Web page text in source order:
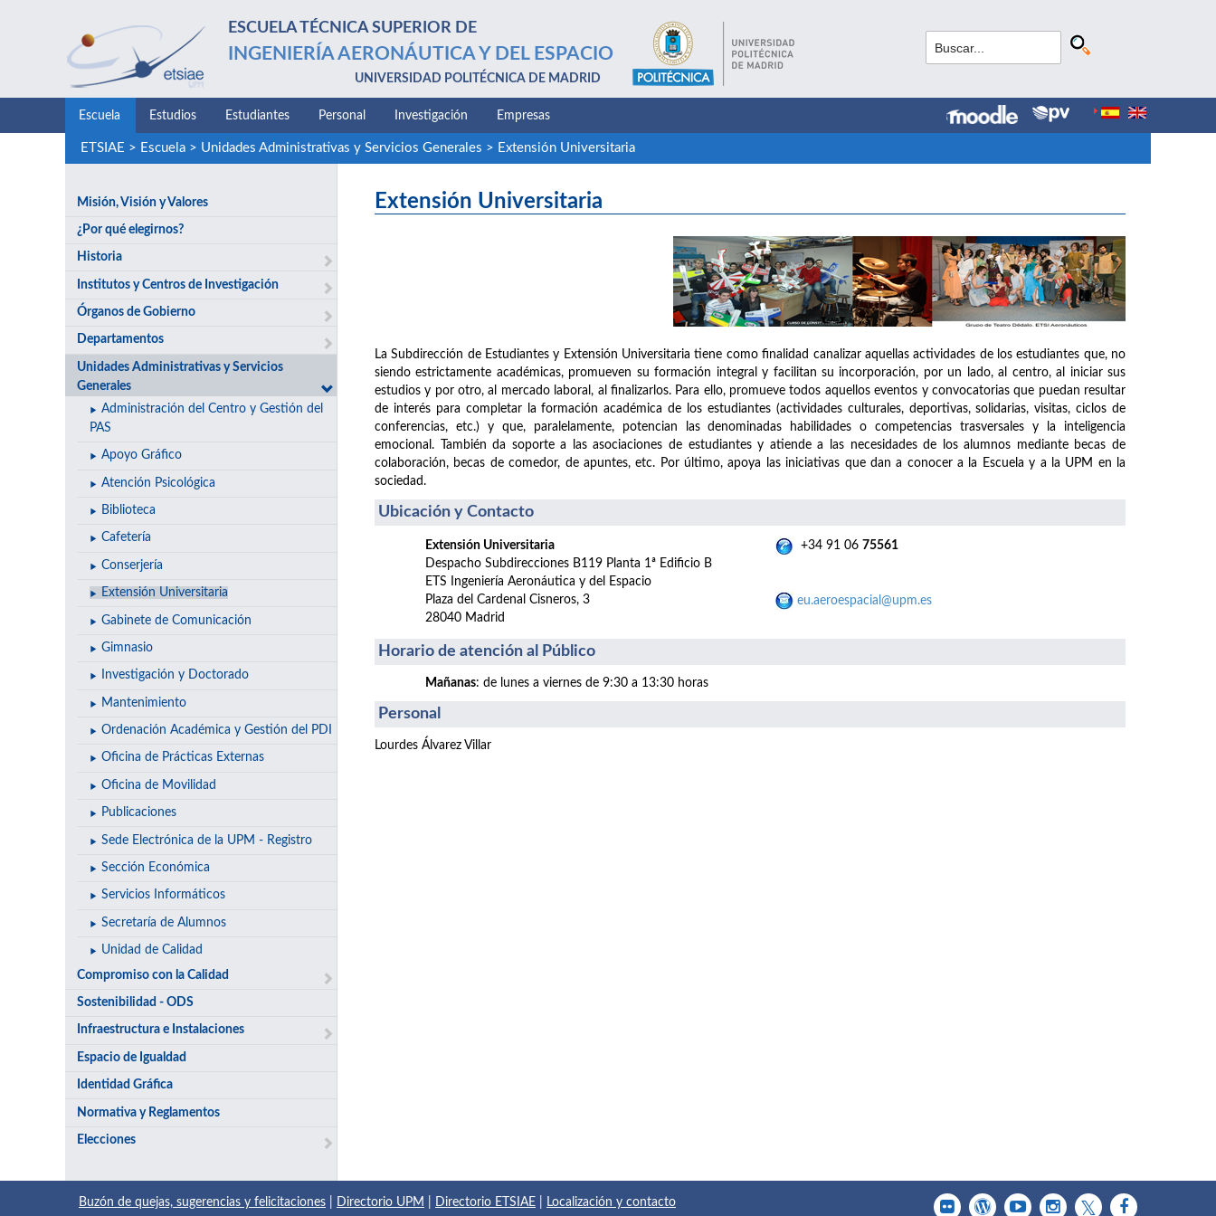
ESCUELA TÉCNICA SUPERIOR DE
INGENIERÍA AERONÁUTICA Y DEL ESPACIO
UNIVERSIDAD POLITÉCNICA DE MADRID
Escuela Estudios Estudiantes Personal Investigación Empresas
ETSIAE > Escuela> Unidades Administrativas y Servicios Generales > Extensión Universitaria
Misión, Visión y Valores
¿Por qué elegirnos?
Historia
Institutos y Centros de Investigación
Órganos de Gobierno
Departamentos
Unidades Administrativas y Servicios
Generales
Administración del Centro y Gestión del
PAS
Apoyo Gráfico
Atención Psicológica
Biblioteca
Cafetería
Conserjería
Extensión Universitaria
Gabinete de Comunicación
Gimnasio
Investigación y Doctorado
Mantenimiento
Ordenación Académica y Gestión del PDI
Oficina de Prácticas Externas
Oficina de Movilidad
Publicaciones
Sede Electrónica de la UPM - Registro
Sección Económica
Servicios Informáticos
Secretaría de Alumnos
Unidad de Calidad
Compromiso con la Calidad
Sostenibilidad - ODS
Infraestructura e Instalaciones
Espacio de Igualdad
Identidad Gráfica
Normativa y Reglamentos
Elecciones
Extensión Universitaria
La Subdirección de Estudiantes y Extensión Universitaria tiene como finalidad canalizar aquellas actividades de los estudiantes que, no
siendo estrictamente académicas, promueven su formación integral y facilitan su incorporación, por un lado, al centro, al iniciar sus
estudios y por otro, al mercado laboral, al finalizarlos. Para ello, promueve todos aquellos eventos y convocatorias que puedan resultar
de interés para completar la formación académica de los estudiantes (actividades culturales, deportivas, solidarias, visitas, ciclos de
conferencias, etc.) y que, paralelamente, potencian las denominadas habilidades o competencias trasversales y la inteligencia
emocional. También da soporte a las asociaciones de estudiantes y atiende a las necesidades de los alumnos mediante becas de
colaboración, becas de comedor, de apuntes, etc. Por último, apoya las iniciativas que dan a conocer a la Escuela y a la UPM en la
sociedad.
Ubicación y Contacto
Extensión Universitaria
Despacho Subdirecciones B119 Planta 1ª Edificio B
ETS Ingeniería Aeronáutica y del Espacio
Plaza del Cardenal Cisneros, 3
28040 Madrid
+34 91 06 75561
eu.aeroespacial@upm.es
Horario de atención al Público
Mañanas: de lunes a viernes de 9:30 a 13:30 horas
Personal
Lourdes Álvarez Villar
Buzón de quejas, sugerencias y felicitaciones Directorio UPM Directorio ETSIAE Localización y contacto